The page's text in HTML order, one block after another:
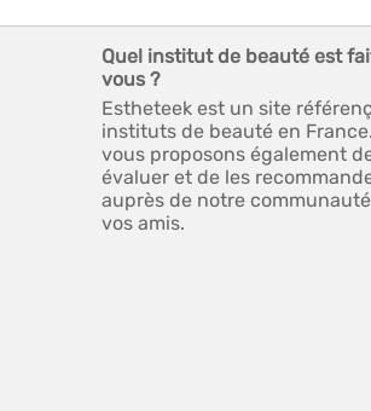
Quel institut de beauté est
vous ?
Estheteek est un site
instituts de beauté en
vous proposons également
évaluer et de les
auprès de notre
vos amis.